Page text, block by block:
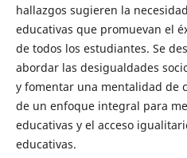
hallazgos sugieren la
educativas que promuevan el
de todos los estudiantes. Se
abordar las desigualdades
y fomentar una mentalidad de
de un enfoque integral para
educativas y el acceso
educativas.